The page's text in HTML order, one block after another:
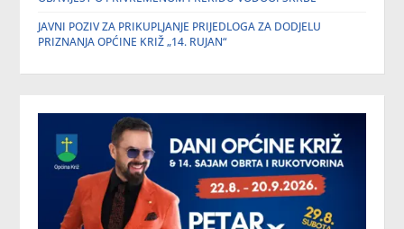
JAVNI POZIV ZA PRIKUPLJANJE PRIJEDLOGA ZA DODJELU
PRIZNANJA OPĆINE KRIŽ „14. RUJAN“